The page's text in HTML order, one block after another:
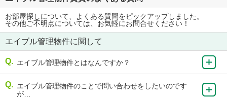
お部屋探しについて、よくある質問をピックアップしました。
その他ご不明点については、お気軽にお問合せください！
エイブル管理物件に関して
エイブル管理物件とはなんですか？
エイブル管理物件のことで問い合わせをしたいのです
が…